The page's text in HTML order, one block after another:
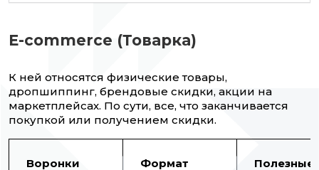
E-commerce (Товарка)
К ней относятся физические товары,
дропшиппинг, брендовые скидки, акции на
маркетплейсах. По сути, все, что заканчивается
покупкой или получением скидки.
Воронки
Формат
Полезные